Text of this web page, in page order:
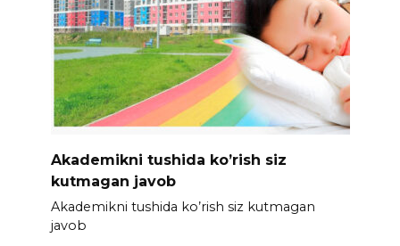
Akademikni tushida ko’rish siz
kutmagan javob
Akademikni tushida ko’rish siz kutmagan
javob